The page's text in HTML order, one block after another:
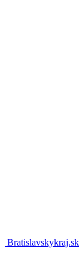
Bratislavskykraj.sk